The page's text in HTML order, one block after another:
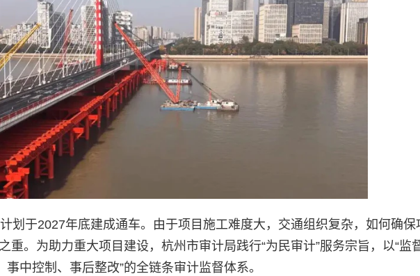
划于2027年底建成通车。由于项目施工难度大，交通组织复杂，如何确保
重。为助力重大项目建设，杭州市审计局践行“为民审计”服务宗旨，以“监
事中控制、事后整改”的全链条审计监督体系。